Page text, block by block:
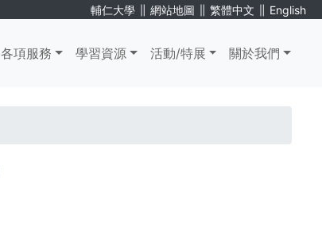
輔仁大學 ∥ 網站地圖 ∥ 繁體中文 ∥ English
各項服務 學習資源 活動/特展 關於我們